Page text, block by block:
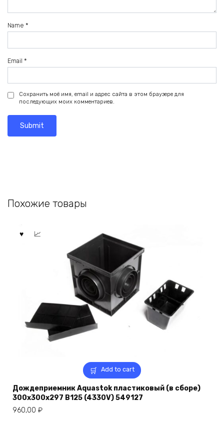
Name *
Email *
Сохранить моё имя, email и адрес сайта в этом браузере для
последующих моих комментариев.
Похожие товары
Add to cart
Дождеприемник Aquastok пластиковый (в сборе)
300x300x297 B125 (4330V) 549127
960,00 ₽